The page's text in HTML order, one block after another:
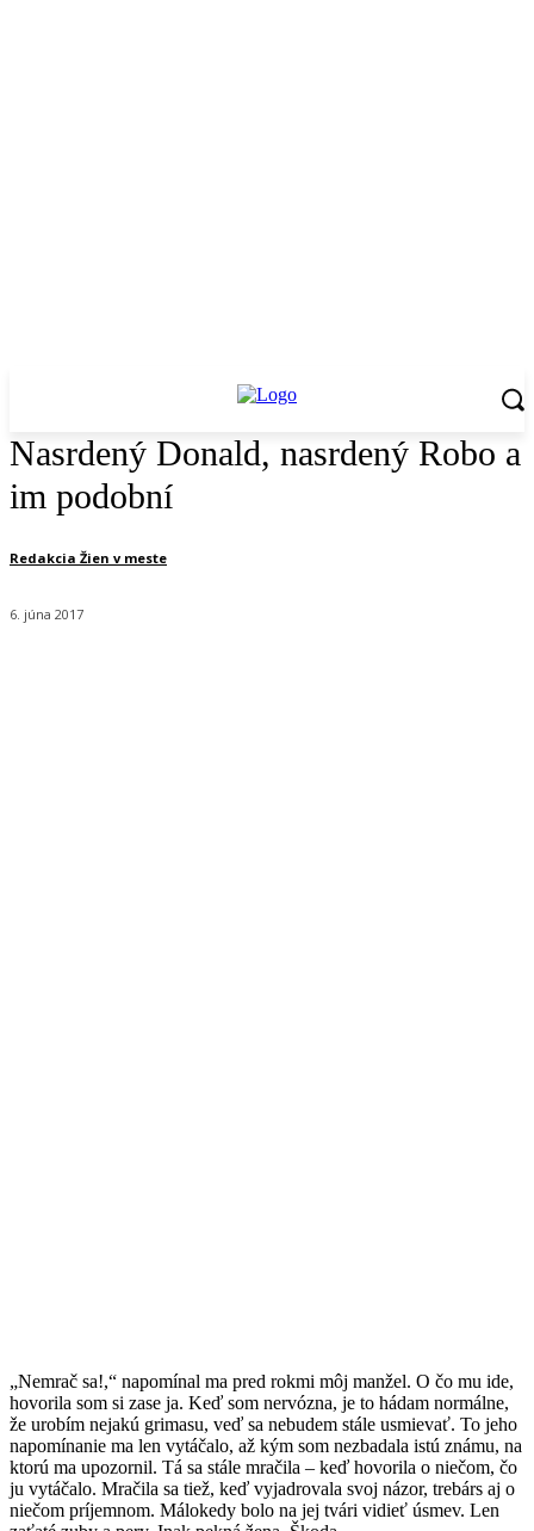
Nasrdený Donald, nasrdený Robo a
im podobní
Redakcia Žien v meste
6. júna 2017
„Nemrač sa!,“ napomínal ma pred rokmi môj manžel. O čo mu ide,
hovorila som si zase ja. Keď som nervózna, je to hádam normálne,
že urobím nejakú grimasu, veď sa nebudem stále usmievať. To jeho
napomínanie ma len vytáčalo, až kým som nezbadala istú známu, na
ktorú ma upozornil. Tá sa stále mračila – keď hovorila o niečom, čo
ju vytáčalo. Mračila sa tiež, keď vyjadrovala svoj názor, trebárs aj o
niečom príjemnom. Málokedy bolo na jej tvári vidieť úsmev. Len